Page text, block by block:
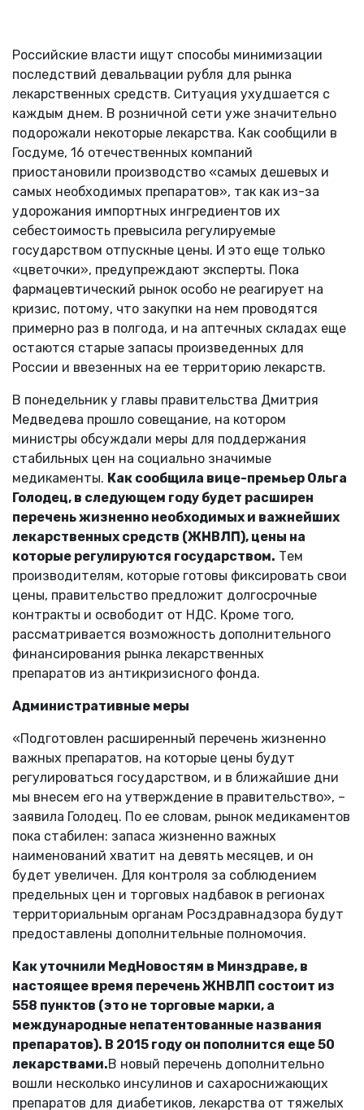
Российские власти ищут способы минимизации
последствий девальвации рубля для рынка
лекарственных средств. Ситуация ухудшается с
каждым днем. В розничной сети уже значительно
подорожали некоторые лекарства. Как сообщили в
Госдуме, 16 отечественных компаний
приостановили производство «самых дешевых и
самых необходимых препаратов», так как из-за
удорожания импортных ингредиентов их
себестоимость превысила регулируемые
государством отпускные цены. И это еще только
«цветочки», предупреждают эксперты. Пока
фармацевтический рынок особо не реагирует на
кризис, потому, что закупки на нем проводятся
примерно раз в полгода, и на аптечных складах еще
остаются старые запасы произведенных для
России и ввезенных на ее территорию лекарств.
В понедельник у главы правительства Дмитрия
Медведева прошло совещание, на котором
министры обсуждали меры для поддержания
стабильных цен на социально значимые
медикаменты. Как сообщила вице-премьер Ольга
Голодец, в следующем году будет расширен
перечень жизненно необходимых и важнейших
лекарственных средств (ЖНВЛП), цены на
которые регулируются государством. Тем
производителям, которые готовы фиксировать свои
цены, правительство предложит долгосрочные
контракты и освободит от НДС. Кроме того,
рассматривается возможность дополнительного
финансирования рынка лекарственных
препаратов из антикризисного фонда.
Административные меры
«Подготовлен расширенный перечень жизненно
важных препаратов, на которые цены будут
регулироваться государством, и в ближайшие дни
мы внесем его на утверждение в правительство», –
заявила Голодец. По ее словам, рынок медикаментов
пока стабилен: запаса жизненно важных
наименований хватит на девять месяцев, и он
будет увеличен. Для контроля за соблюдением
предельных цен и торговых надбавок в регионах
территориальным органам Росздравнадзора будут
предоставлены дополнительные полномочия.
Как уточнили МедНовостям в Минздраве, в
настоящее время перечень ЖНВЛП состоит из
558 пунктов (это не торговые марки, а
международные непатентованные названия
препаратов). В 2015 году он пополнится еще 50
лекарствами.В новый перечень дополнительно
вошли несколько инсулинов и сахароснижающих
препаратов для диабетиков, лекарства от тяжелых